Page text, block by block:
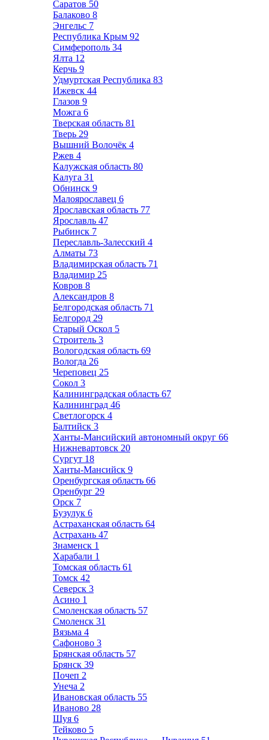
Саратов 50
Балаково 8
Энгельс 7
Республика Крым 92
Симферополь 34
Ялта 12
Керчь 9
Удмуртская Республика 83
Ижевск 44
Глазов 9
Можга 6
Тверская область 81
Тверь 29
Вышний Волочёк 4
Ржев 4
Калужская область 80
Калуга 31
Обнинск 9
Малоярославец 6
Ярославская область 77
Ярославль 47
Рыбинск 7
Переславль-Залесский 4
Алматы 73
Владимирская область 71
Владимир 25
Ковров 8
Александров 8
Белгородская область 71
Белгород 29
Старый Оскол 5
Строитель 3
Вологодская область 69
Вологда 26
Череповец 25
Сокол 3
Калининградская область 67
Калининград 46
Светлогорск 4
Балтийск 3
Ханты-Мансийский автономный округ 66
Нижневартовск 20
Сургут 18
Ханты-Мансийск 9
Оренбургская область 66
Оренбург 29
Орск 7
Бузулук 6
Астраханская область 64
Астрахань 47
Знаменск 1
Харабали 1
Томская область 61
Томск 42
Северск 3
Асино 1
Смоленская область 57
Смоленск 31
Вязьма 4
Сафоново 3
Брянская область 57
Брянск 39
Почеп 2
Унеча 2
Ивановская область 55
Иваново 28
Шуя 6
Тейково 5